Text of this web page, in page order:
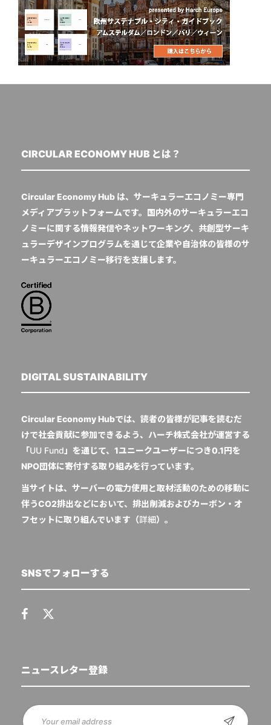
CIRCULAR ECONOMY HUB とは？
Circular Economy Hub は、サーキュラーエコノミー専門
メディアプラットフォームです。国内外のサーキュラーエコ
ノミーに関する情報発信やネットワーキング、共創型サーキ
ュラーデザインプログラムを通じて企業や自治体の皆様のサ
ーキュラーエコノミー移行を支援します。
DIGITAL SUSTAINABILITY
Circular Economy Hubでは、読者の皆様が記事を読むだ
けで社会貢献に参加できるよう、ハーチ株式会社が運営する
「UU Fund 」を通じて、1ユニークユーザーにつき0.1円を
NPO団体に寄付する取り組みを行っています。
当サイトは、サーバーの電力使用と取材活動のための移動に
伴うCO2排出などにおいて、排出削減およびカーボン・オ
フセットに取り組んでいます（詳細）。
SNSでフォローする
ニュースレター登録